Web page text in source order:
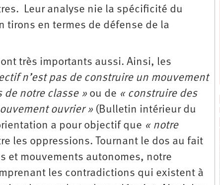
Leur analyse nie la spécificité du
tirons en termes de défense de la
très importants aussi. Ainsi, les
n’est pas de construire un mouvement
de notre classe » ou de « construire des
ouvrier » (Bulletin intérieur du
a pour objectif que « notre
les oppressions. Tournant le dos au fait
et mouvements autonomes, notre
les contradictions qui existent à